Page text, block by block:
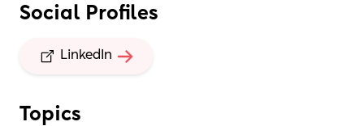
Social Profiles
LinkedIn
Topics